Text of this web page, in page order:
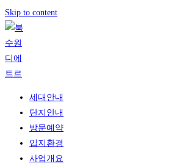
Skip to content
세대안내
단지안내
방문예약
입지환경
사업개요